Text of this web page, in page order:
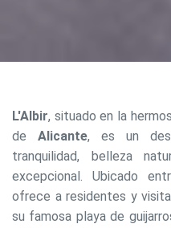
L'Albir, situado en la
de Alicante, es un
tranquilidad, belleza
excepcional. Ubicado
ofrece a residentes y
su famosa playa de